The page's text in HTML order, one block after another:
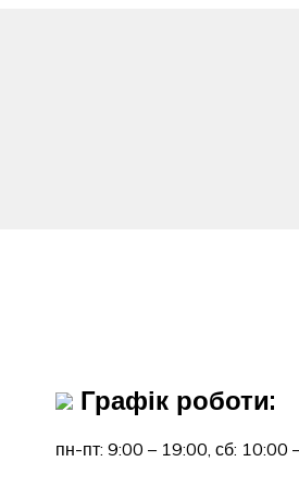
Графік роботи:
пн-пт: 9:00 – 19:00, сб: 10:00